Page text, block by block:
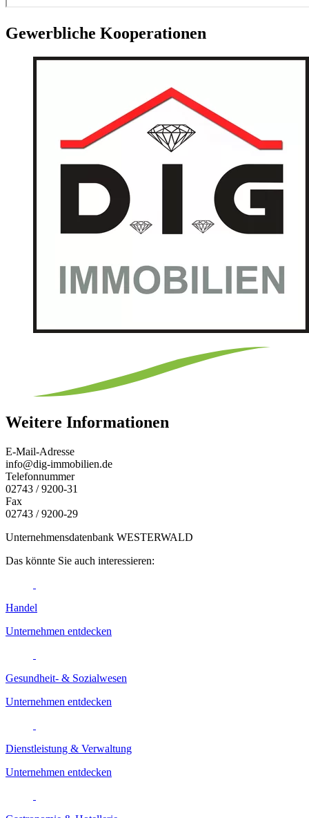
Gewerbliche Kooperationen
Weitere Informationen
E-Mail-Adresse
info@dig-immobilien.de
Telefonnummer
02743 / 9200-31
Fax
02743 / 9200-29
Unternehmensdatenbank WESTERWALD
Das könnte Sie auch interessieren:
Handel
Unternehmen entdecken
Gesundheit- & Sozialwesen
Unternehmen entdecken
Dienstleistung & Verwaltung
Unternehmen entdecken